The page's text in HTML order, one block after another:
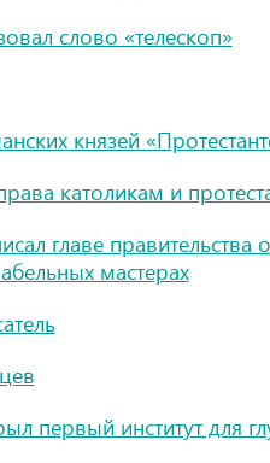
слово «телескоп»
князей
католикам и
главе правительства о
мастерах
первый институт для